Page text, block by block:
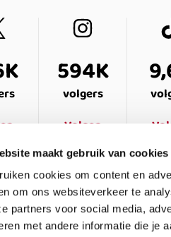
maakt gebruik van cookies
cookies om content en
om ons websiteverkeer te
partners voor social media,
met andere informatie die je
594K
volgers
Volgen